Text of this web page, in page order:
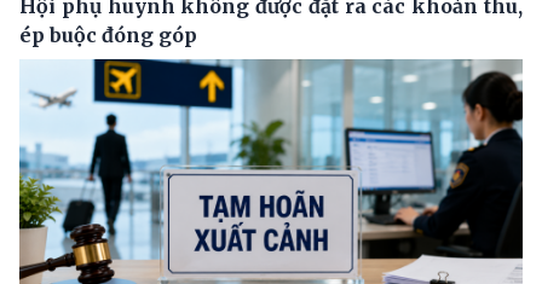
Hội phụ huynh không được đặt ra các khoản thu,
ép buộc đóng góp